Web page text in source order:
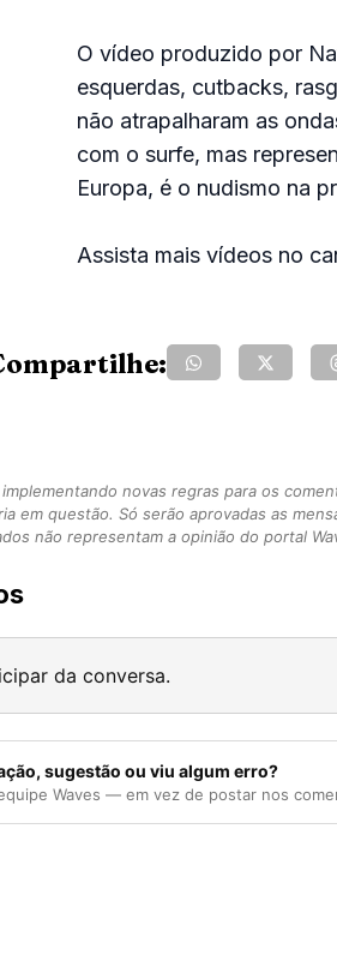
O vídeo produzido por
esquerdas, cutbacks,
não atrapalharam as
com o surfe, mas
Europa, é o nudismo na
Assista mais vídeos no
implementando novas regras para os
em questão. Só serão aprovadas as
não representam a opinião do portal
da conversa.
sugestão ou viu algum erro?
Waves — em vez de postar nos